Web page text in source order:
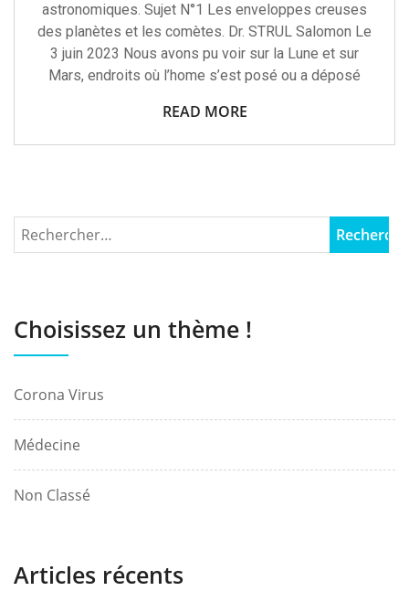
astronomiques. Sujet N°1 Les enveloppes creuses
des planètes et les comètes. Dr. STRUL Salomon Le
3 juin 2023 Nous avons pu voir sur la Lune et sur
Mars, endroits où l’home s’est posé ou a déposé
READ MORE
Choisissez un thème !
Corona Virus
Médecine
Non Classé
Articles récents